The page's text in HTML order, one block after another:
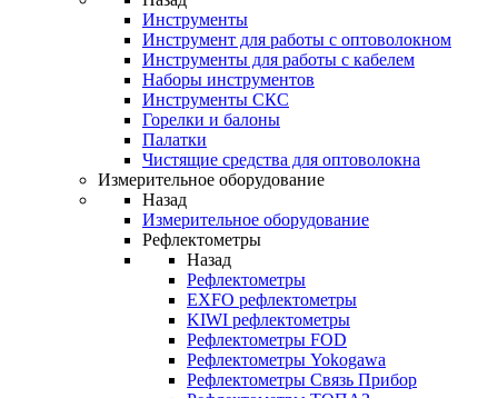
Инструменты
Инструмент для работы с оптоволокном
Инструменты для работы с кабелем
Наборы инструментов
Инструменты СКС
Горелки и балоны
Палатки
Чистящие средства для оптоволокна
Измерительное оборудование
Назад
Измерительное оборудование
Рефлектометры
Назад
Рефлектометры
EXFO рефлектометры
KIWI рефлектометры
Рефлектометры FOD
Рефлектометры Yokogawa
Рефлектометры Связь Прибор